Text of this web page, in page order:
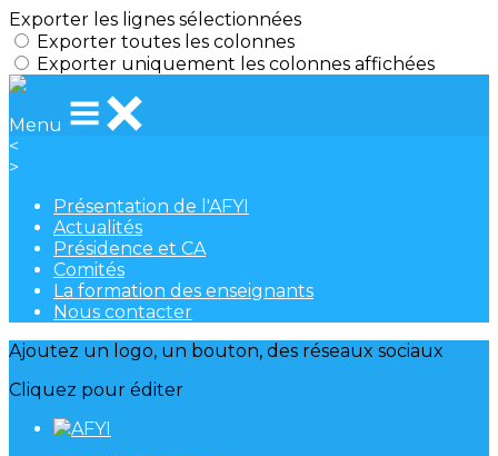
Exporter les lignes sélectionnées
Exporter toutes les colonnes
Exporter uniquement les colonnes affichées
Menu
<
>
Présentation de l'AFYI
Actualités
Présidence et CA
Comités
La formation des enseignants
Nous contacter
Ajoutez un logo, un bouton, des réseaux sociaux
Cliquez pour éditer